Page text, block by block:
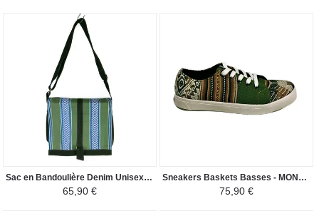
Sac en Bandoulière Denim Unisexe - Motifs Mochica - Vert
65,90 €
Sneakers Baskets Basses - MONTAGNE SACRÉE INCA Tissu Péruvien Motif Ethniques Homme-Femme - Vert / Marron
75,90 €